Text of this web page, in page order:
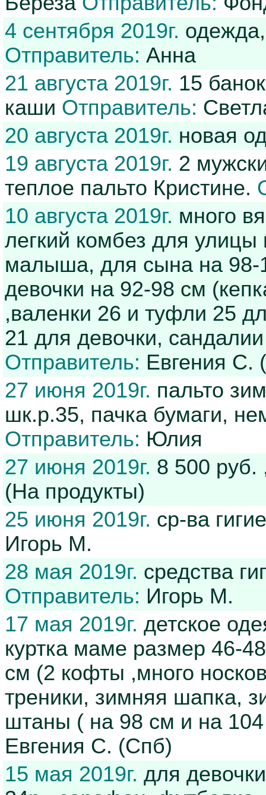
4 сентября 2019г.
Отправитель: Анна
21 августа 2019г. 15
каши Отправитель:
20 августа 2019г. новая
19 августа 2019г. 2
теплое пальто Кристине.
10 августа 2019г. много
легкий комбез для
малыша, для сына на 98-
девочки на 92-98 см
,валенки 26 и туфли 25
21 для девочки,
Отправитель: Евгения С.
27 июня 2019г. пальто
шк.р.35, пачка бумаги,
Отправитель: Юлия
27 июня 2019г. 8 500
(На продукты)
25 июня 2019г. ср-ва
Игорь М.
28 мая 2019г. средства
Отправитель: Игорь М.
17 мая 2019г. детское
куртка маме размер 46-
см (2 кофты ,много
треники, зимняя шапка,
штаны ( на 98 см и на 104
Евгения С. (Спб)
15 мая 2019г. для